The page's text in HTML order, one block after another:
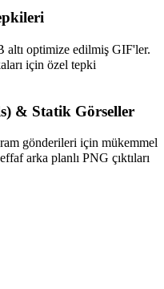
optimize edilmiş GIF'ler.
için özel tepki
& Statik Görseller
gönderileri için mükemmel
arka planlı PNG çıktıları